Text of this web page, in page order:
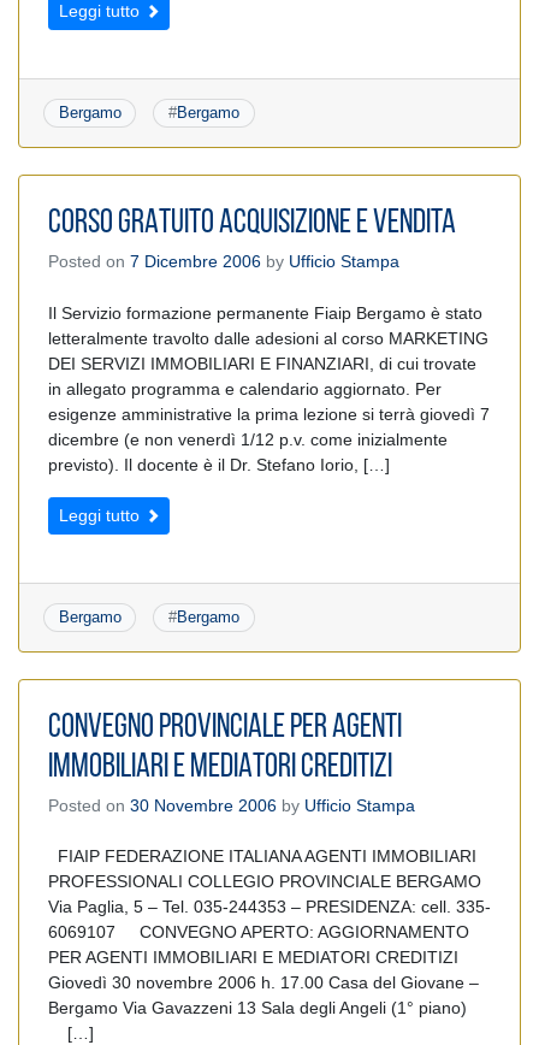
Leggi tutto
Bergamo #Bergamo
CORSO GRATUITO ACQUISIZIONE E VENDITA
Posted on 7 Dicembre 2006 by Ufficio Stampa
Il Servizio formazione permanente Fiaip Bergamo è stato
letteralmente travolto dalle adesioni al corso MARKETING
DEI SERVIZI IMMOBILIARI E FINANZIARI, di cui trovate
in allegato programma e calendario aggiornato. Per
esigenze amministrative la prima lezione si terrà giovedì 7
dicembre (e non venerdì 1/12 p.v. come inizialmente
previsto). Il docente è il Dr. Stefano Iorio, […]
Leggi tutto
Bergamo #Bergamo
CONVEGNO PROVINCIALE PER AGENTI
IMMOBILIARI E MEDIATORI CREDITIZI
Posted on 30 Novembre 2006 by Ufficio Stampa
FIAIP FEDERAZIONE ITALIANA AGENTI IMMOBILIARI
PROFESSIONALI COLLEGIO PROVINCIALE BERGAMO
Via Paglia, 5 – Tel. 035-244353 – PRESIDENZA: cell. 335-
6069107 CONVEGNO APERTO: AGGIORNAMENTO
PER AGENTI IMMOBILIARI E MEDIATORI CREDITIZI
Giovedì 30 novembre 2006 h. 17.00 Casa del Giovane –
Bergamo Via Gavazzeni 13 Sala degli Angeli (1° piano)
[…]